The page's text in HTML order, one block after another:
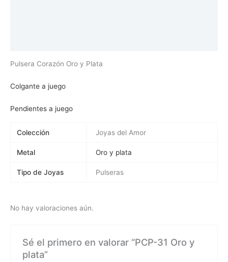
Pulsera Corazón Oro y Plata
Colgante a juego
Pendientes a juego
Colección Joyas del Amor
Metal Oro y plata
Tipo de Joyas Pulseras
No hay valoraciones aún.
Sé el primero en valorar “PCP-31 Oro y
plata”